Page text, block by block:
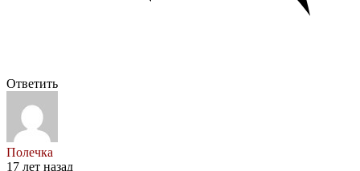
Ответить
Полечка
17 лет назад